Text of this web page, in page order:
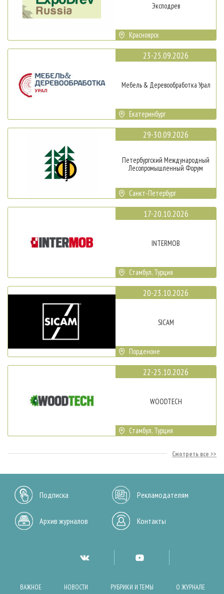
Эксподрев
Красноярск
23-25.09.2026
Мебель & Деревообработка Урал
Екатеринбург
29-30.09.2026
Петербургский Международный
Лесопромышленный Форум
Санкт-Петербург
17-20.10.2026
INTERMOB
Стамбул, Турция
20-23.10.2026
SICAM
Порденоне
22-25.10.2026
WOODTECH
Стамбул, Турция
Смотреть все
Подписка Рекламодателям
Архив журналов Контакты
ВАЖНОЕ НОВОСТИ РУБРИКИ И ТЕМЫ О ЖУРНАЛЕ